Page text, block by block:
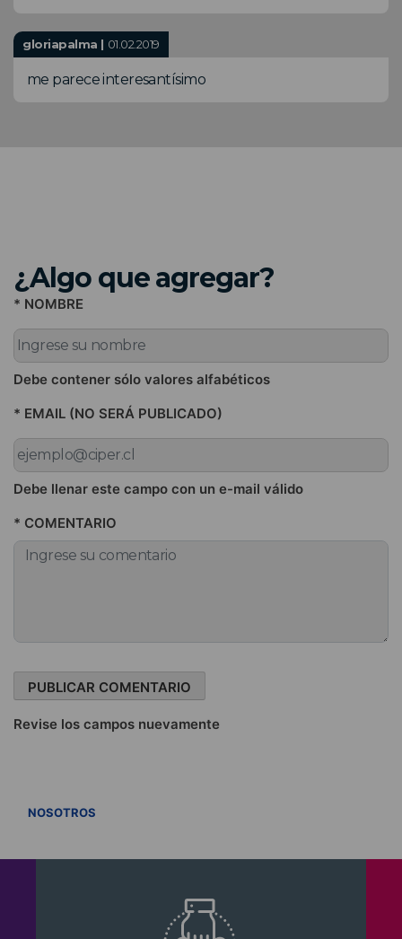
gloriapalma | 01.02.2019
me parece interesantísimo
¿Algo que agregar?
* NOMBRE
Debe contener sólo valores alfabéticos
* EMAIL (NO SERÁ PUBLICADO)
Debe llenar este campo con un e-mail válido
* COMENTARIO
Revise los campos nuevamente
NOSOTROS